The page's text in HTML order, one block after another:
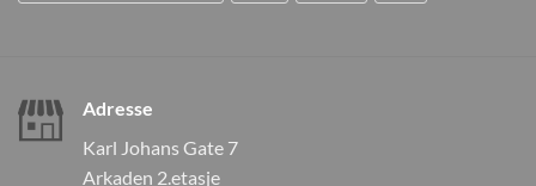
Adresse
Karl Johans Gate 7
Arkaden 2.etasje